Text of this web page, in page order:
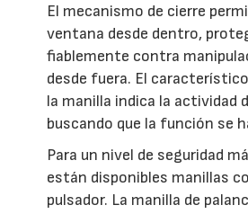
El mecanismo de cierre
ventana desde dentro,
fiablemente contra
desde fuera. El
la manilla indica la actividad
buscando que la función se
Para un nivel de seguridad
están disponibles manillas
pulsador. La manilla de